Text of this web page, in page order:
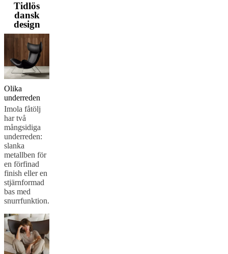
frågorGratis
inredningsservice
kostnadsfria
proverHitta
Om
BoConceptVärderingar
historiaPressrummet
och
kvalitetMöt
våra
formgivareAnpassning
and
certifications
franchisetagare
and
news
Tidlös
dansk
design
Olika
underreden
Imola fåtölj
har två
mångsidiga
underreden:
slanka
metallben för
en förfinad
finish eller en
stjärnformad
bas med
snurrfunktion.